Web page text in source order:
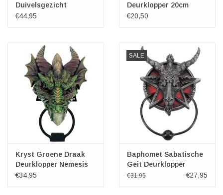
Duivelsgezicht
Deurklopper 32,7cm
€44,95
Deurklopper 20cm
€20,50
Kryst Groene Draak
Deurklopper Nemesis
Now
€34,95
SALE
Baphomet Sabatische
Geit Deurklopper
20,5cm
€31,95 €27,95